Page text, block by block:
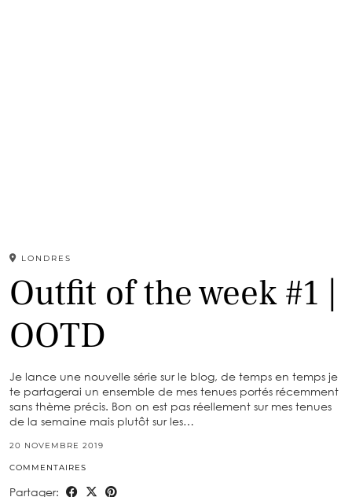
LONDRES
Outfit of the week #1 |
OOTD
Je lance une nouvelle série sur le blog, de temps en temps je
te partagerai un ensemble de mes tenues portés récemment
sans thème précis. Bon on est pas réellement sur mes tenues
de la semaine mais plutôt sur les…
20 NOVEMBRE 2019
COMMENTAIRES
Partager: